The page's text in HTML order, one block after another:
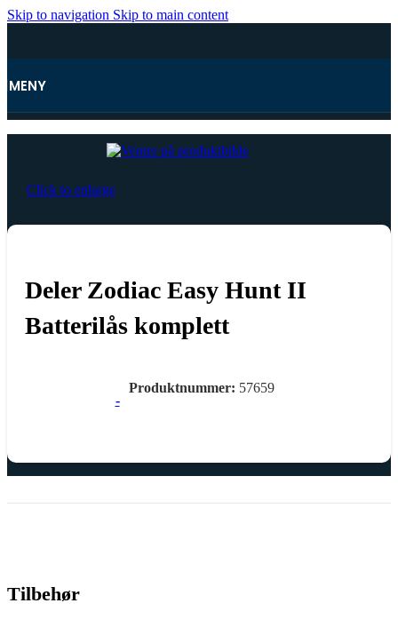
Skip to navigation Skip to main content
MENY
Hjem
Click to enlarge
Deler Zodiac Easy Hunt II
Batterilås komplett
-
Produktnummer: 57659
Tilbehør